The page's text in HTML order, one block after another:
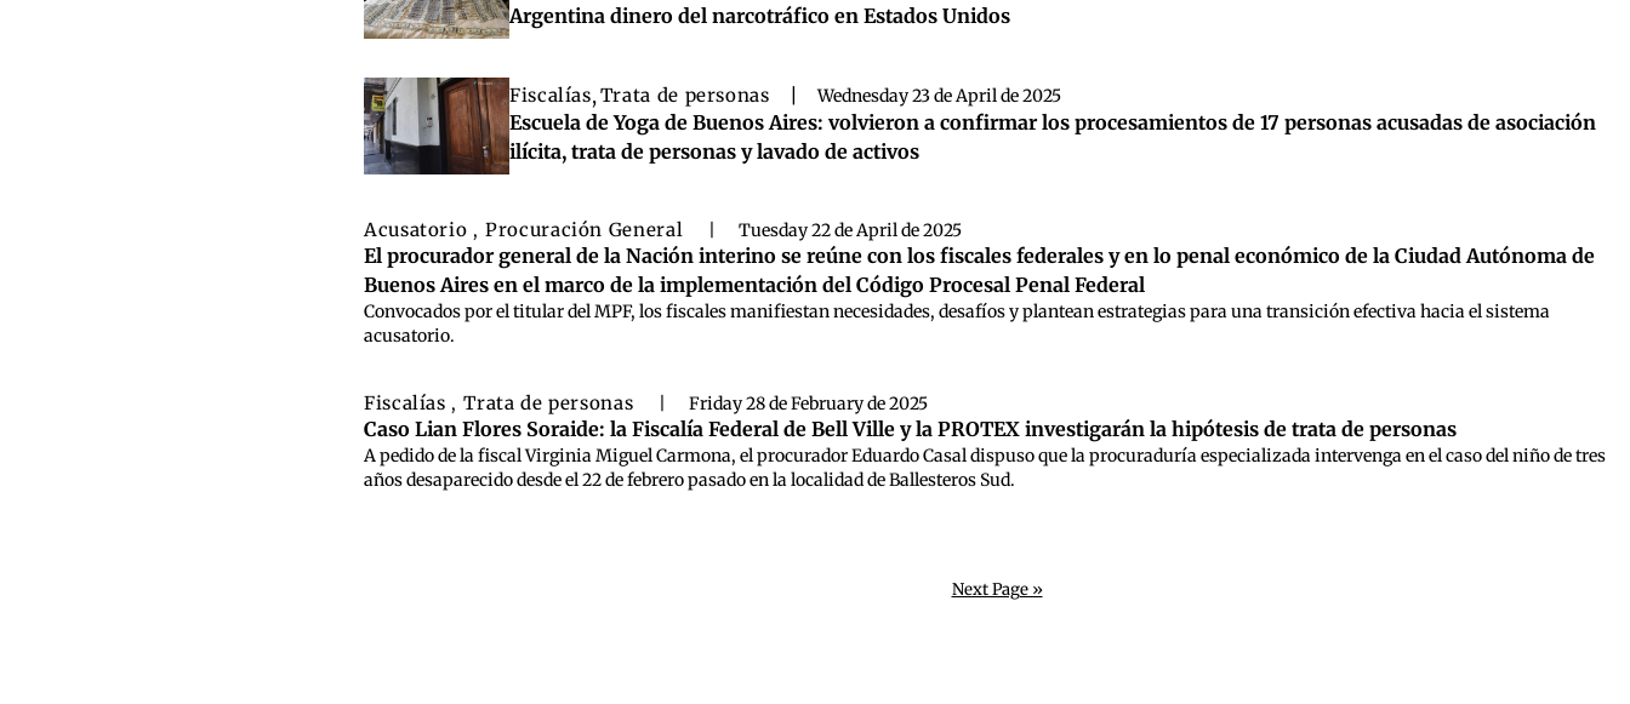
Argentina dinero del narcotráfico en Estados Unidos
Fiscalías,Trata de personas Wednesday 23 de April de 2025
Escuela de Yoga de Buenos Aires: volvieron a confirmar los procesamientos de 17 personas acusadas de asociación
ilícita, trata de personas y lavado de activos
Acusatorio , Procuración General Tuesday 22 de April de 2025
El procurador general de la Nación interino se reúne con los fiscales federales y en lo penal económico de la Ciudad Autónoma de
Buenos Aires en el marco de la implementación del Código Procesal Penal Federal
Convocados por el titular del MPF, los fiscales manifiestan necesidades, desafíos y plantean estrategias para una transición efectiva hacia el sistema
acusatorio.
Fiscalías , Trata de personas Friday 28 de February de 2025
Caso Lian Flores Soraide: la Fiscalía Federal de Bell Ville y la PROTEX investigarán la hipótesis de trata de personas
A pedido de la fiscal Virginia Miguel Carmona, el procurador Eduardo Casal dispuso que la procuraduría especializada intervenga en el caso del niño de tres
años desaparecido desde el 22 de febrero pasado en la localidad de Ballesteros Sud.
Next Page »